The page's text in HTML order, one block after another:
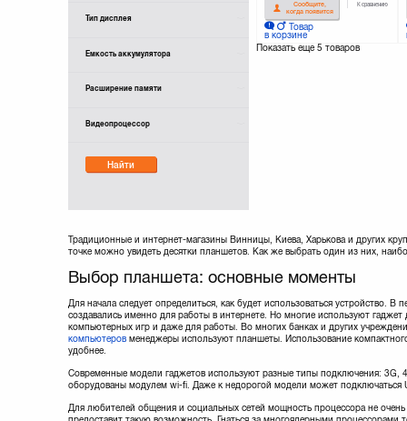
Тип дисплея
Ёмкость аккумулятора
Расширение памяти
Видеопроцессор
Найти
Сообщите,
когда появится
Товар
в корзине
К сравнению
Показать еще5 товаров
Традиционные и интернет-магазины Винницы, Киева, Харькова и других
точке можно увидеть десятки планшетов. Как же выбрать один из них,
Выбор планшета: основные моменты
Для начала следует определиться, как будет использоваться устройство. В
создавались именно для работы в интернете. Но многие используют
компьютерных игр и даже для работы. Во многих банках и других
компьютеров менеджеры используют планшеты. Использование
удобнее.
Современные модели гаджетов используют разные типы подключения: 3G,
оборудованы модулем wi-fi. Даже к недорогой модели может подключаться
Для любителей общения и социальных сетей мощность процессора не